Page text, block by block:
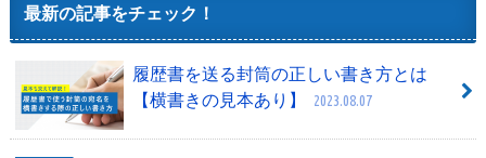
最新の記事をチェック！
履歴書を送る封筒の正しい書き方とは
【横書きの見本あり】
2023.08.07